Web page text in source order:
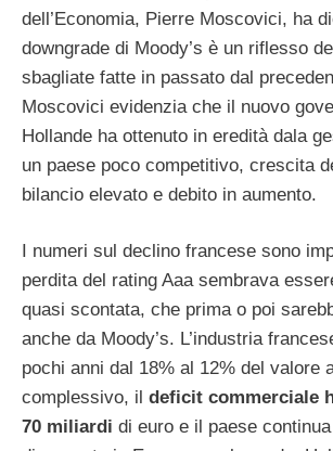
dell’Economia, Pierre Moscovici, ha
downgrade di Moody’s è un riflesso
sbagliate fatte in passato dal
Moscovici evidenzia che il nuovo
Hollande ha ottenuto in eredità dala
un paese poco competitivo, crescita
bilancio elevato e debito in aumento.
I numeri sul declino francese sono
perdita del rating Aaa sembrava
quasi scontata, che prima o poi
anche da Moody’s. L’industria
pochi anni dal 18% al 12% del valore
complessivo, il deficit commerciale
70 miliardi di euro e il paese